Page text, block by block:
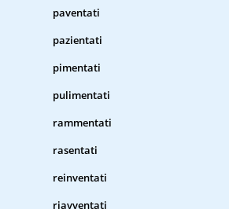
paventati
pazientati
pimentati
pulimentati
rammentati
rasentati
reinventati
riavventati